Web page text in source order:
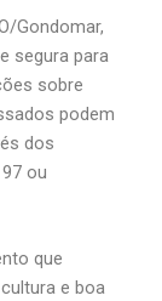
Gondomar,
segura para
sobre
podem
dos
ou
que
e boa